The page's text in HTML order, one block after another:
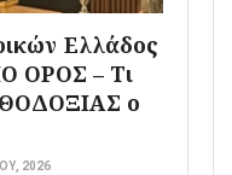
Ελλάδος
ΟΡΟΣ – Τι
ο
2026